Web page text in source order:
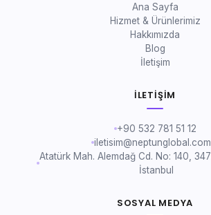
Ana Sayfa
Hizmet & Ürünlerimiz
Hakkımızda
Blog
İletişim
İLETIŞIM
+90 532 781 51 12
Atatürk Mah. Alemdağ Cd. No: 140,
İstanbul
SOSYAL MEDYA